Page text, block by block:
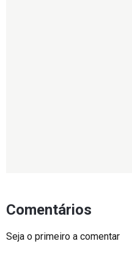
Comentários
Seja o primeiro a comentar